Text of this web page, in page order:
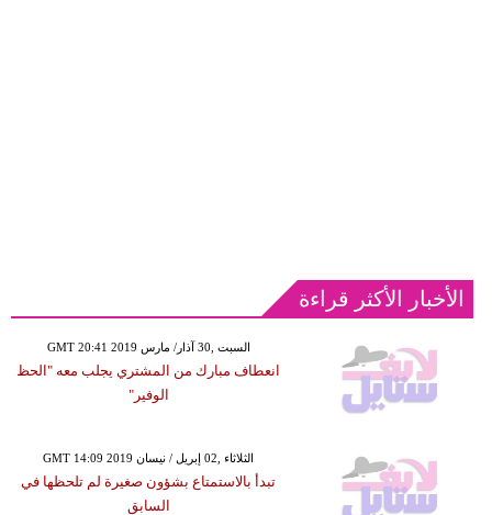
الأخبار الأكثر قراءة
GMT 20:41 2019 السبت ,30 آذار/ مارس
انعطاف مبارك من المشتري يجلب معه "الحظ
الوفير"
GMT 14:09 2019 الثلاثاء ,02 إبريل / نيسان
تبدأ بالاستمتاع بشؤون صغيرة لم تلحظها في
السابق